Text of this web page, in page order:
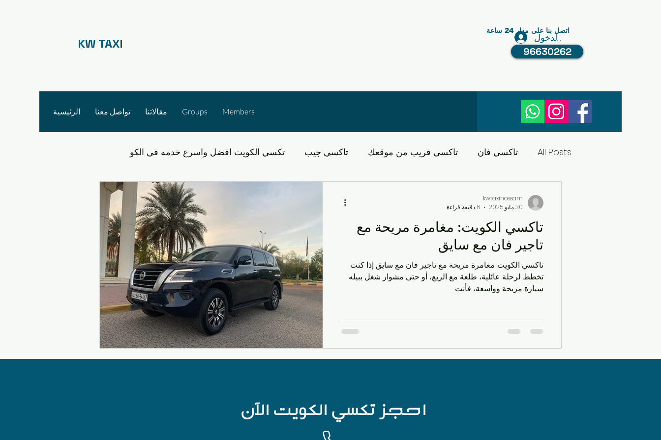
KW TAXI
اتصل بنا على مدار 24 ساعة
96630262
تسجيل الدخول
الرئيسية تواصل معنا مقالاتنا Groups Members
All Posts تاكسي فان تاكسي قريب من موقعك تاكسي جيب تكسي الكويت افضل واسرع خدمه في الكو
التنقل في مشرف والقدس
سيارات الأجرة الحياة اليومية في الكويت تاكسي في الكويت التنقل في الرميثية سيارات الأجرة الكويتية
الحياة العملية في الكويت السفر والسياحة مواصلات المطار تاكسي الأفنيوز تكسيات الكويت
خدمات التاكسي في الكويت النقل والمواصلات تاكسي صباح السالم
توصيل سريع خدمات النقل المحلي خدمات التوصيل تكاسي الكويت خدمات السفر والتنقل
تاكسي الكويت: مغامرة مريحة مع
تاجير فان مع سايق
تاكسي الكويت: مغامرة مريحة مع تاجير فان مع سايق إذا كنت
تخطط لرحلة عائلية، طلعة مع الربع، أو حتى مشوار شغل يبيله
سيارة مريحة وواسعة، فأنت...
kwtaxihossam
30 مايو 2025
6 دقيقة قراءة
احجز تكسي الكويت الآن